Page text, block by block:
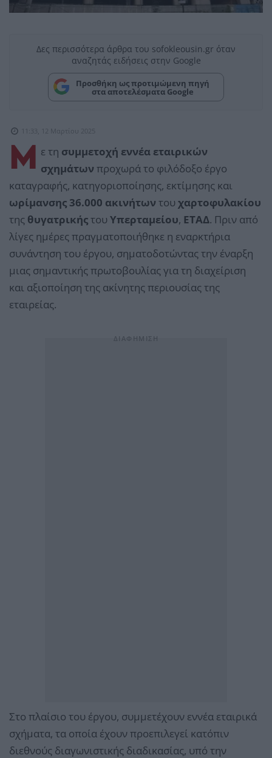
Δες περισσότερα άρθρα του sofokleousin.gr όταν
αναζητάς ειδήσεις στην Google
Προσθήκη ως προτιμώμενη πηγή
στα αποτελέσματα Google
11:33, 12 Μαρτίου 2025
Μ ε τη συμμετοχή εννέα εταιρικών
σχημάτων προχωρά το φιλόδοξο έργο
καταγραφής, κατηγοριοποίησης, εκτίμησης και
ωρίμανσης 36.000 ακινήτων του χαρτοφυλακίου
της θυγατρικήςτου Υπερταμείου, ΕΤΑΔ. Πριν από
λίγες ημέρες πραγματοποιήθηκε η εναρκτήρια
συνάντηση του έργου, σηματοδοτώντας την έναρξη
μιας σημαντικής πρωτοβουλίας για τη διαχείριση
και αξιοποίηση της ακίνητης περιουσίας της
εταιρείας.
Στο πλαίσιο του έργου, συμμετέχουν εννέα εταιρικά
σχήματα, τα οποία έχουν προεπιλεγεί κατόπιν
διεθνούς διαγωνιστικής διαδικασίας, υπό την